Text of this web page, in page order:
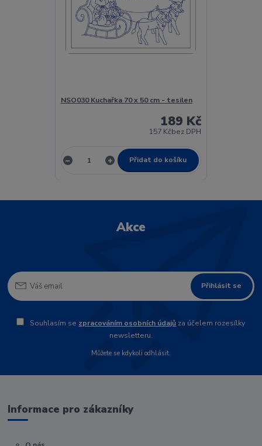
NSO030 Kuchařka 70 x 50 cm - tesilen
189 Kč
157 Kčbez DPH
Přidat do košíku
Akce
Přihlásit se
Souhlasím se zpracováním osobních údajů za účelem rozesílky
newsletteru.
Můžete se kdykoli odhlásit.
Informace pro zákazníky